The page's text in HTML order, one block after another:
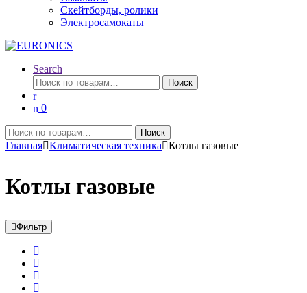
Скейтборды, ролики
Электросамокаты
Search
Искать:
Поиск
0
Искать:
Поиск
Главная Климатическая техника Котлы газовые
Котлы газовые
Фильтр